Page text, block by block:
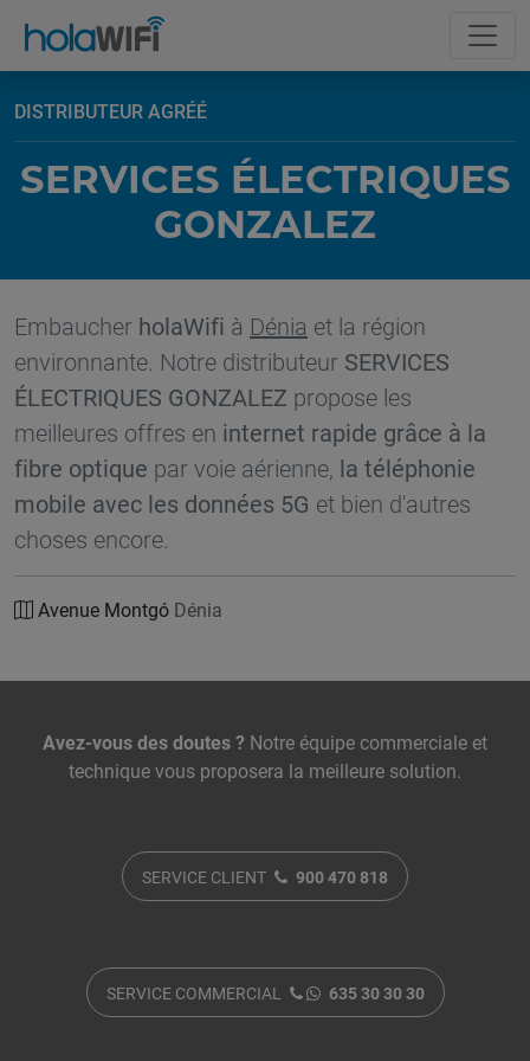
DISTRIBUTEUR AGRÉÉ
SERVICES ÉLECTRIQUES
GONZALEZ
Embaucher holaWifi à Dénia et la région
environnante. Notre distributeur SERVICES
ÉLECTRIQUES GONZALEZ propose les
meilleures offres en internet rapide grâce à la
fibre optique par voie aérienne, la téléphonie
mobile avec les données 5G et bien d'autres
choses encore.
Avenue Montgó Dénia
Avez-vous des doutes ? Notre équipe commerciale et
technique vous proposera la meilleure solution.
SERVICE CLIENT 900 470 818
SERVICE COMMERCIAL 635 30 30 30